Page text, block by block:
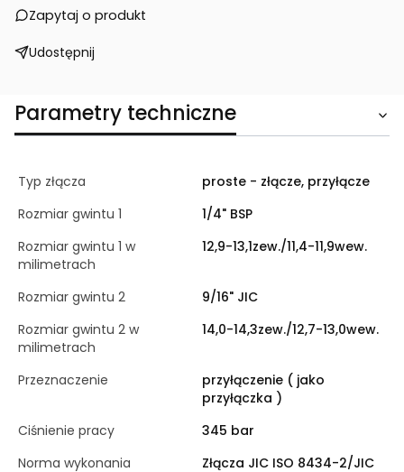
Zapytaj o produkt
Udostępnij
Parametry techniczne
Typ złącza
proste - złącze, przyłącze
Rozmiar gwintu 1
1/4" BSP
Rozmiar gwintu 1 w
milimetrach
12,9-13,1zew./11,4-11,9wew.
Rozmiar gwintu 2
9/16" JIC
Rozmiar gwintu 2 w
milimetrach
14,0-14,3zew./12,7-13,0wew.
Przeznaczenie
przyłączenie ( jako
przyłączka )
Ciśnienie pracy
345 bar
Norma wykonania
Złącza JIC ISO 8434-2/JIC